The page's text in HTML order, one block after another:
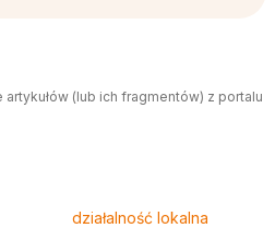
(lub ich fragmentów) z portalu
działalność lokalna